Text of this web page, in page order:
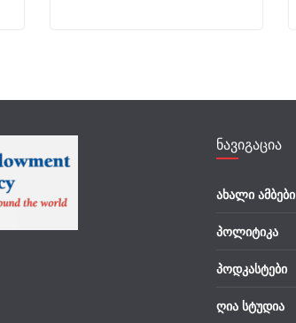
ნავიგაცია
ახალი ამბები
პოლიტიკა
პოდკასტები
ღია სტუდია